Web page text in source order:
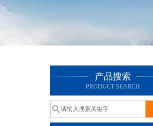
产品搜索
PRODUCT SEARCH